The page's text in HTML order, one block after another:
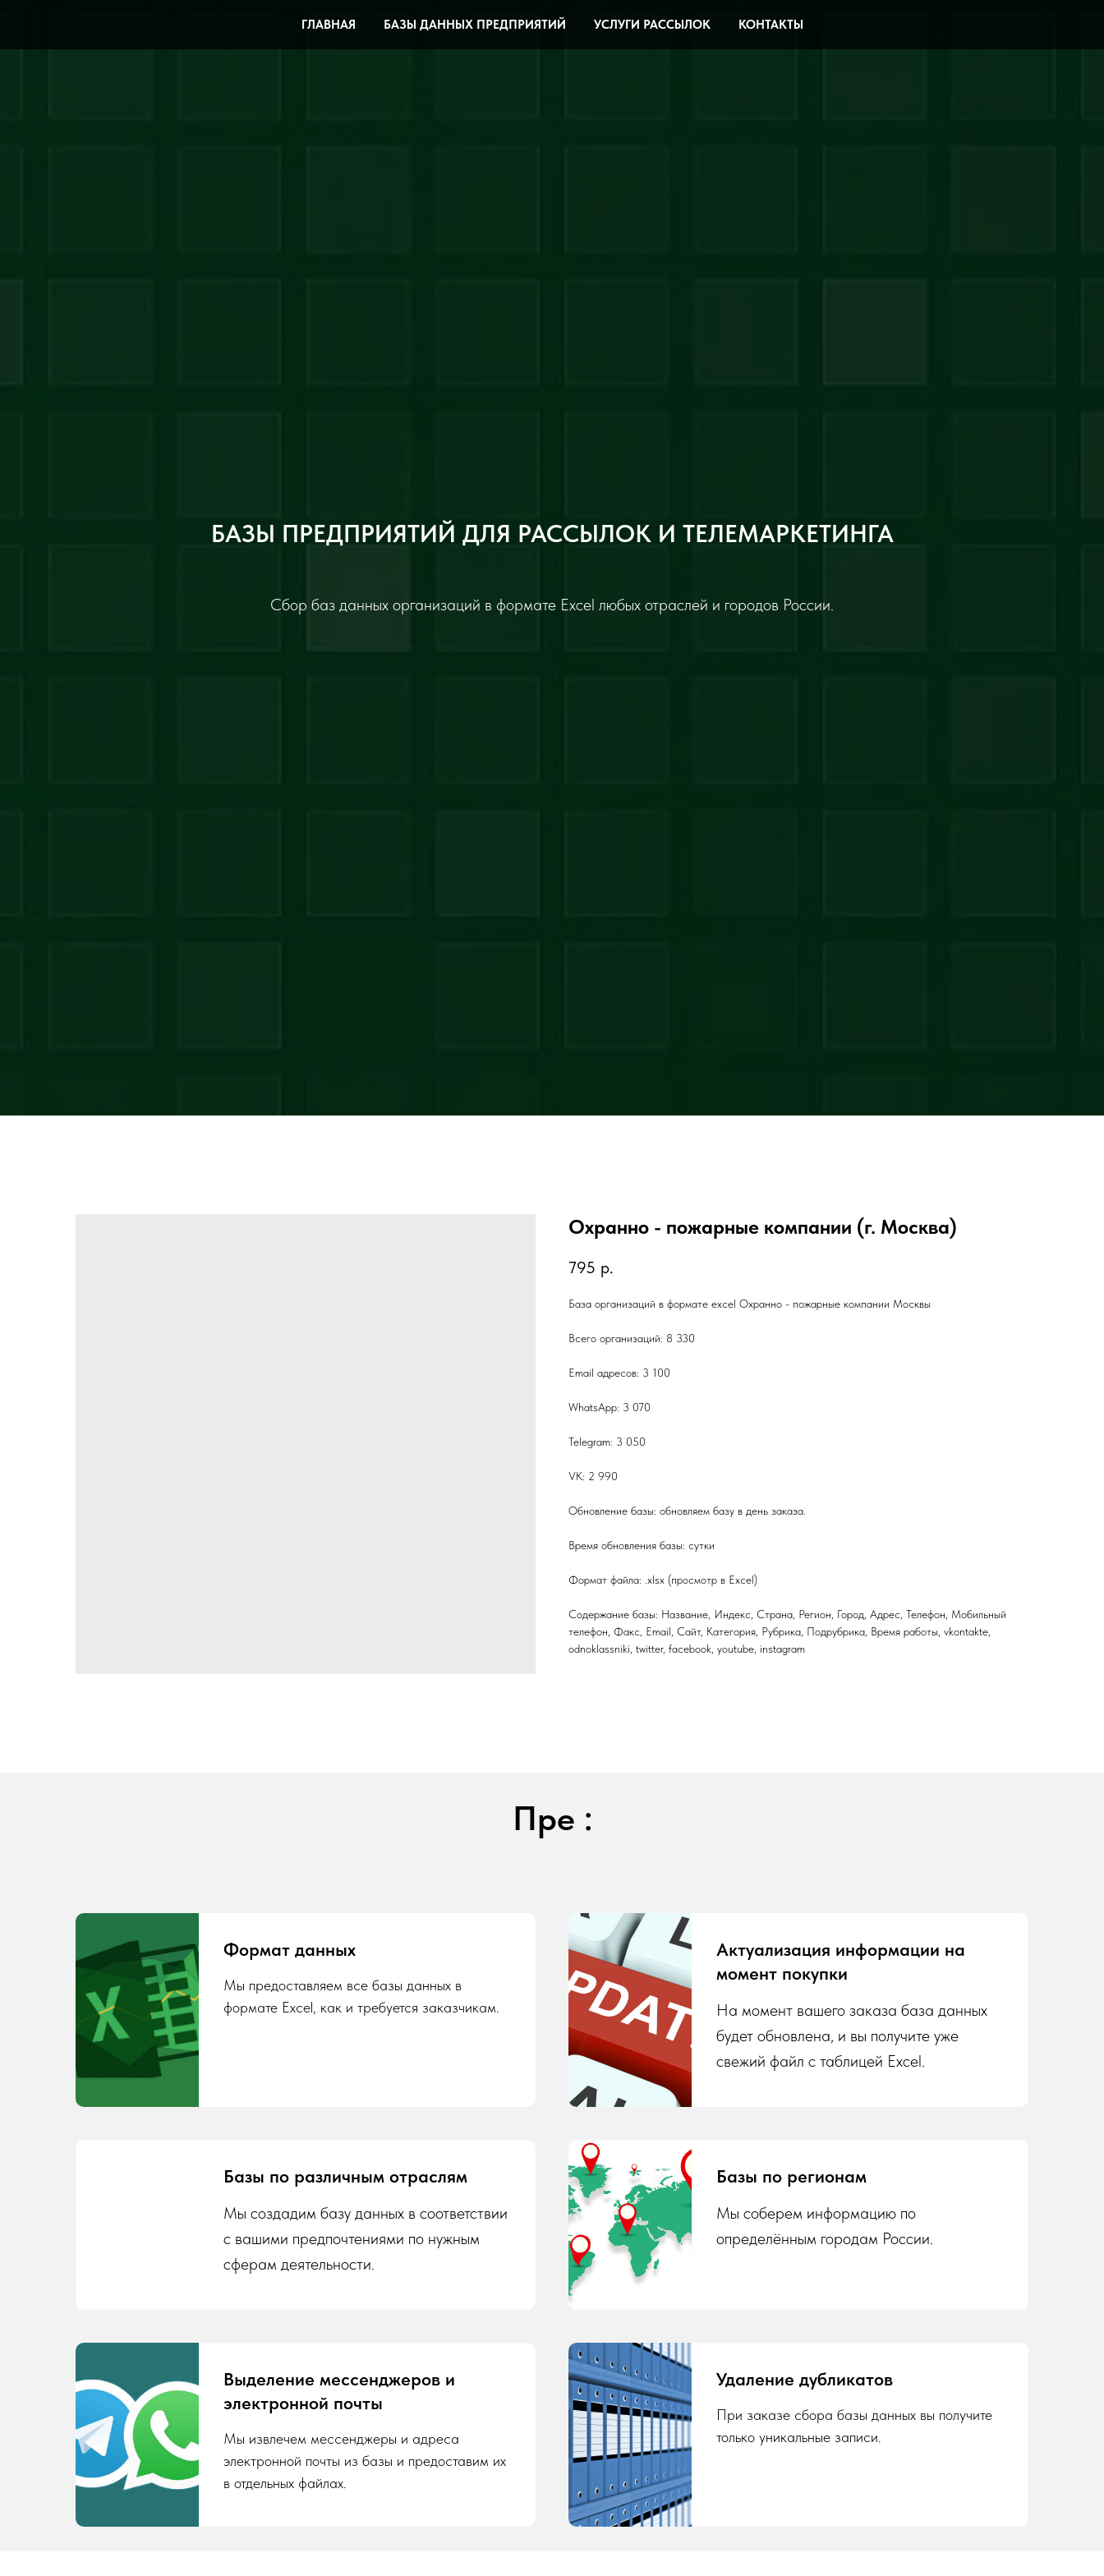
ГЛАВНАЯ БАЗЫ ДАННЫХ ПРЕДПРИЯТИЙ УСЛУГИ РАССЫЛОК КОНТАКТЫ
БАЗЫ ПРЕДПРИЯТИЙ ДЛЯ РАССЫЛОК И ТЕЛЕМАРКЕТИНГА
Сбор баз данных организаций в формате Excel любых отраслей и городов России.
Охранно - пожарные компании (г. Москва)
795 р.
База организаций в формате excel Охранно - пожарные компании Москвы
Всего организаций: 8 330
Email адресов: 3 100
WhatsApp: 3 070
Telegram: 3 050
VK: 2 990
Обновление базы: обновляем базу в день заказа.
Время обновления базы: сутки
Формат файла: .xlsx (просмотр в Excel)
Содержание базы: Название, Индекс, Страна, Регион, Город, Адрес, Телефон, Мобильный
телефон, Факс, Email, Сайт, Категория, Рубрика, Подрубрика, Время работы, vkontakte,
odnoklassniki, twitter, facebook, youtube, instagram
Пре :
Формат данных
Мы предоставляем все базы данных в
формате Excel, как и требуется заказчикам.
Актуализация информации на
момент покупки
На момент вашего заказа база данных
будет обновлена, и вы получите уже
свежий файл с таблицей Excel.
Базы по различным отраслям
Мы создадим базу данных в соответствии
с вашими предпочтениями по нужным
сферам деятельности.
Базы по регионам
Мы соберем информацию по
определённым городам России.
Выделение мессенджеров и
электронной почты
Мы извлечем мессенджеры и адреса
электронной почты из базы и предоставим их
в отдельных файлах.
Удаление дубликатов
При заказе сбора базы данных вы получите
только уникальные записи.